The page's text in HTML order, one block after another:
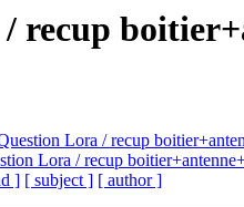
recup
Lora / recup
Lora / recup
] [ subject ] [ author ]